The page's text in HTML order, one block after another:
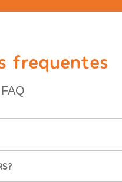
frequentes
FAQ